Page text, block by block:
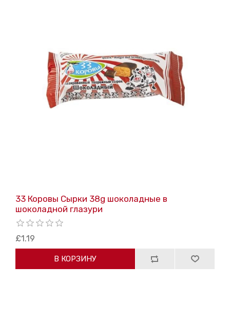
33 Коровы Сырки 38g шоколадные в
шоколадной глазури
£1.19
В КОРЗИНУ